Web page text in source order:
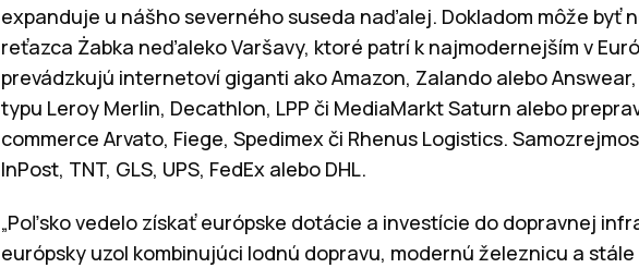
expanduje u nášho severného suseda naďalej. Dokladom môže byť
reťazca Żabka neďaleko Varšavy, ktoré patrí k najmodernejším v
prevádzkujú internetoví giganti ako Amazon, Zalando alebo
typu Leroy Merlin, Decathlon, LPP či MediaMarkt Saturn alebo
commerce Arvato, Fiege, Spedimex či Rhenus Logistics.
InPost, TNT, GLS, UPS, FedEx alebo DHL.
„Poľsko vedelo získať európske dotácie a investície do dopravnej
európsky uzol kombinujúci lodnú dopravu, modernú železnicu a